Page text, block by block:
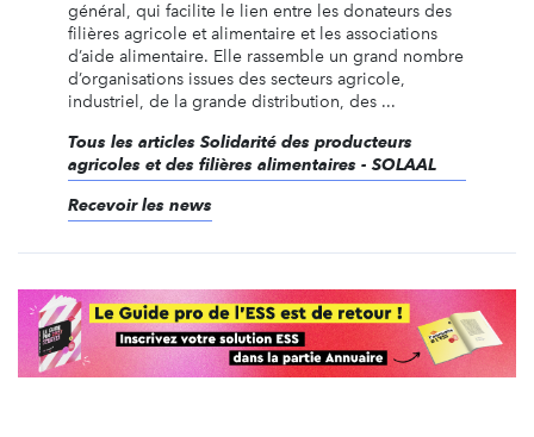
général, qui facilite le lien entre les donateurs des
filières agricole et alimentaire et les associations
d’aide alimentaire. Elle rassemble un grand nombre
d’organisations issues des secteurs agricole,
industriel, de la grande distribution, des ...
Tous les articles Solidarité des producteurs
agricoles et des filières alimentaires - SOLAAL
Recevoir les news